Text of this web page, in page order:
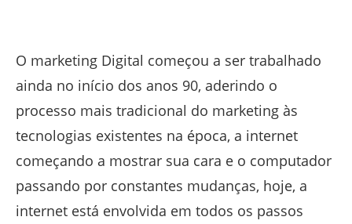
O marketing Digital começou a ser trabalhado
ainda no início dos anos 90, aderindo o
processo mais tradicional do marketing às
tecnologias existentes na época, a internet
começando a mostrar sua cara e o computador
passando por constantes mudanças, hoje, a
internet está envolvida em todos os passos